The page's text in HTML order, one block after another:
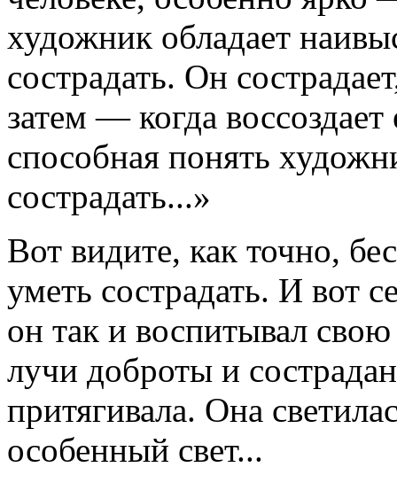
художник обладает
сострадать. Он
затем — когда
способная понять
сострадать...»
Вот видите, как точно,
уметь сострадать. И вот
он так и воспитывал
лучи доброты и
притягивала. Она
особенный свет...